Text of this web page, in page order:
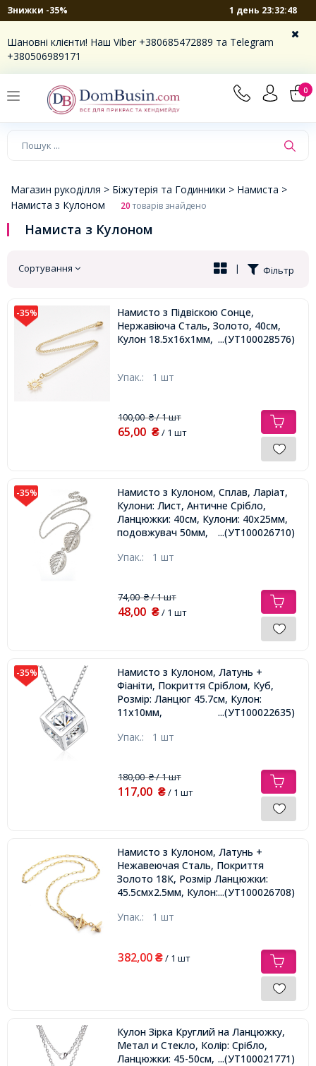
Знижки -35% 1 день 23:32:47
Шановні клієнти! Наш Viber +380685472889 та Telegram
+380506989171
0
×
Магазин рукоділля > Біжутерія та Годинники > Намиста >
Намиста з Кулоном
20товарів знайдено
Намиста з Кулоном
Сортування Фільтр
|
-35%
Намисто з Підвіскою Сонце,
Нержавіюча Сталь, Золото, 40см,
Кулон 18.5x16x1мм, ...(УТ100028576)
Упак.: 1 шт
100,00₴/ 1 шт
65,00 ₴/ 1 шт
-35%
Намисто з Кулоном, Сплав, Ларіат,
Кулони: Лист, Античне Срібло,
Ланцюжки: 40см, Кулони: 40х25мм,
подовжувач 50мм,
...(УТ100026710)
Упак.: 1 шт
74,00₴/ 1 шт
48,00 ₴/ 1 шт
-35%
Намисто з Кулоном, Латунь +
Фіаніти, Покриття Сріблом, Куб,
Розмір: Ланцюг 45.7см, Кулон:
11x10мм,
...(УТ100022635)
Упак.: 1 шт
180,00₴/ 1 шт
117,00 ₴/ 1 шт
Намисто з Кулоном, Латунь +
Нежавеючая Сталь, Покриття
Золото 18К, Розмір Ланцюжки:
45.5смх2.5мм, Кулон: 11.5х17.5мм,
...(УТ100026708)
Упак.: 1 шт
382,00 ₴/ 1 шт
Кулон Зірка Круглий на Ланцюжку,
Метал и Стекло, Колір: Срібло,
Ланцюжки: 45-50см, Кулон: 27мм,
...(УТ100021771)